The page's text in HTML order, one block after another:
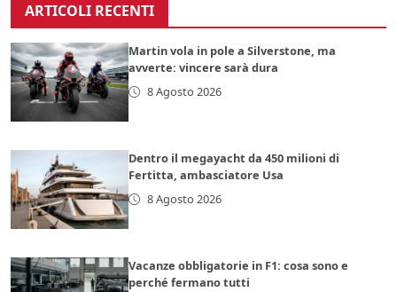
ARTICOLI RECENTI
Martin vola in pole a Silverstone, ma
avverte: vincere sarà dura
8 Agosto 2026
Dentro il megayacht da 450 milioni di
Fertitta, ambasciatore Usa
8 Agosto 2026
Vacanze obbligatorie in F1: cosa sono e
perché fermano tutti